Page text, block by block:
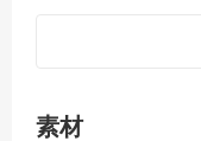
素材